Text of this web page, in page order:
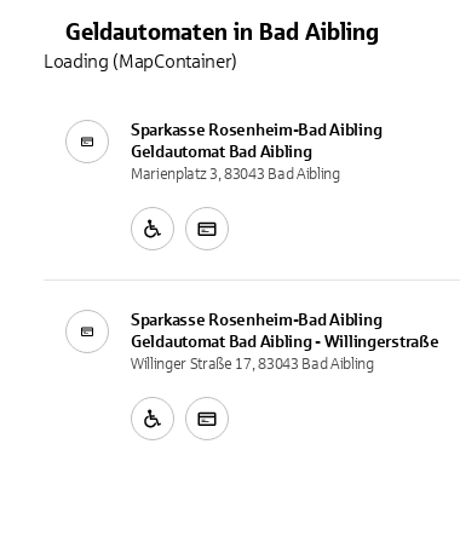
Geldautomaten in Bad Aibling
Sparkasse Rosenheim-Bad Aibling
Geldautomat Bad Aibling
Marienplatz 3, 83043 Bad Aibling
Sparkasse Rosenheim-Bad Aibling
Geldautomat Bad Aibling - Willingerstraße
Willinger Straße 17, 83043 Bad Aibling
Loading (MapContainer)